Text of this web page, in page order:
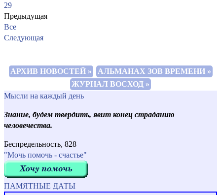
29
Предыдущая
Все
Следующая
АРХИВ НОВОСТЕЙ »
АЛЬМАНАХ ЗОВ ВРЕМЕНИ »
ЖУРНАЛ ВОСХОД »
Мысли на каждый день
Знание, будем твердить, явит конец страданию
человечества.
Беспредельность, 828
"Мочь помочь - счастье"
ПАМЯТНЫЕ ДАТЫ